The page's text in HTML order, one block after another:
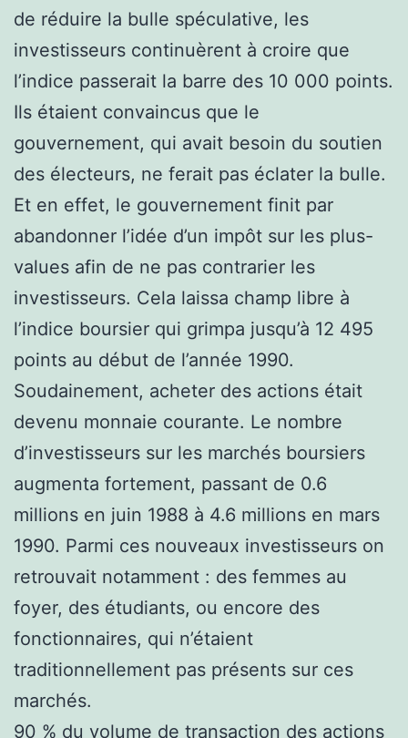
de réduire la bulle spéculative, les
investisseurs continuèrent à croire que
l’indice passerait la barre des 10 000 points.
Ils étaient convaincus que le
gouvernement, qui avait besoin du soutien
des électeurs, ne ferait pas éclater la bulle.
Et en effet, le gouvernement finit par
abandonner l’idée d’un impôt sur les plus-
values afin de ne pas contrarier les
investisseurs. Cela laissa champ libre à
l’indice boursier qui grimpa jusqu’à 12 495
points au début de l’année 1990.
Soudainement, acheter des actions était
devenu monnaie courante. Le nombre
d’investisseurs sur les marchés boursiers
augmenta fortement, passant de 0.6
millions en juin 1988 à 4.6 millions en mars
1990. Parmi ces nouveaux investisseurs on
retrouvait notamment : des femmes au
foyer, des étudiants, ou encore des
fonctionnaires, qui n’étaient
traditionnellement pas présents sur ces
marchés.
90 % du volume de transaction des actions